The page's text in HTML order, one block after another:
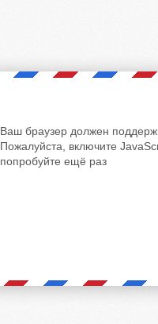
Ваш браузер должен
Пожалуйста, включите
попробуйте ещё раз